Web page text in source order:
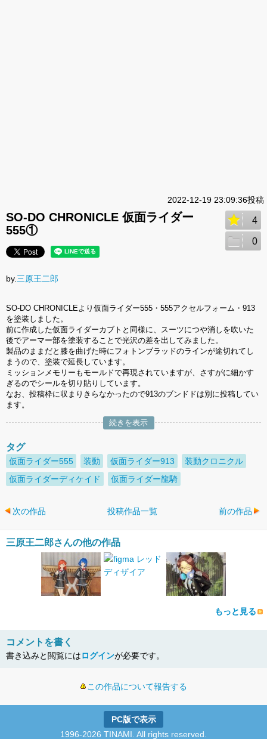
2022-12-19 23:09:36投稿
SO-DO CHRONICLE 仮面ライダー
555①
4
0
by. 三原王二郎
SO-DO CHRONICLEより仮面ライダー555・555アクセルフォーム・913
を塗装しました。
前に作成した仮面ライダーカブトと同様に、スーツにつや消しを吹いた
後でアーマー部を塗装することで光沢の差を出してみました。
製品のままだと膝を曲げた時にフォトンブラッドのラインが途切れてし
まうので、塗装で延長しています。
ミッションメモリーもモールドで再現されていますが、さすがに細かす
ぎるのでシールを切り貼りしています。
なお、投稿枠に収まりきらなかったので913のブンドドは別に投稿してい
ます。
続きを表示
タグ
仮面ライダー555 装動 仮面ライダー913
装動クロニクル
仮面ライダーディケイド
仮面ライダー龍騎
次の作品 投稿作品一覧 前の作品
三原王二郎さんの他の作品
もっと見る
コメントを書く
書き込みと閲覧にはログインが必要です。
この作品について報告する
PC版で表示
1996-2026 TINAMI. All rights reserved.